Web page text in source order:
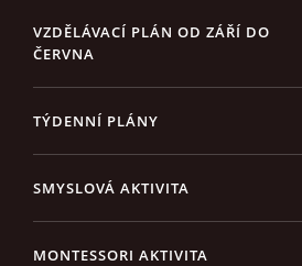
VZDĚLÁVACÍ PLÁN OD ZÁŘÍ DO
ČERVNA
TÝDENNÍ PLÁNY
SMYSLOVÁ AKTIVITA
MONTESSORI AKTIVITA